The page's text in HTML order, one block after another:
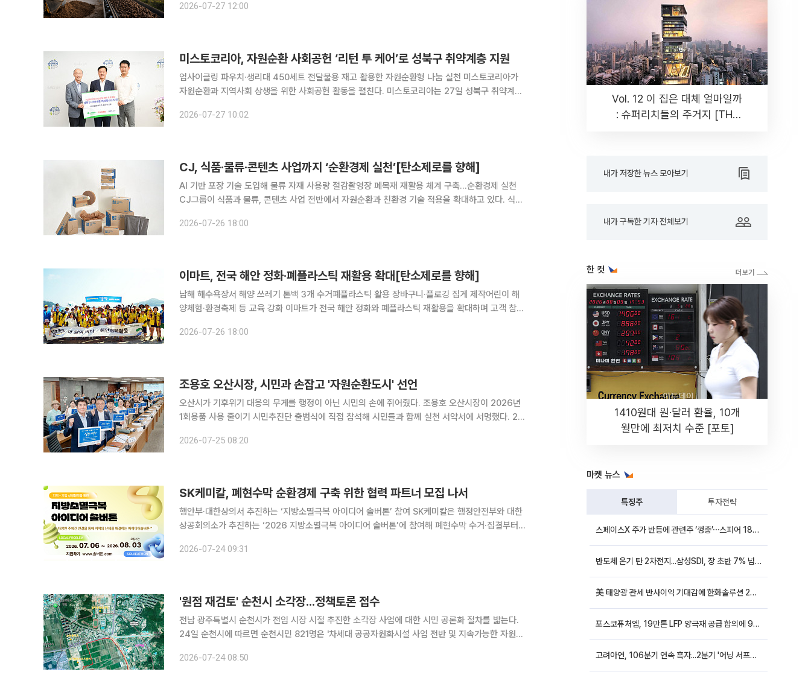
설비 활용, 오염물질 처리까지 전 과정을 실증하고 상용화 기반을 마련
2026-07-27 12:00
미스토코리아, 자원순환 사회공헌 ‘리턴 투 케어’로 성북구 취약계층 지원
업사이클링 파우치·생리대 450세트 전달불용 재고 활용한 자원순환형 나눔 실천 미스토코리아가
자원순환과 지역사회 상생을 위한 사회공헌 활동을 펼친다. 미스토코리아는 27일 성북구 취약계층
트는 자원을 순환하고 위생용품이 필요한 청소년에게 실질적인 도움을 주고
2026-07-27 10:02
CJ, 식품·물류·콘텐츠 사업까지 ‘순환경제 실천’[탄소제로를 향해]
AI 기반 포장 기술 도입해 물류 자재 사용량 절감촬영장 폐목재 재활용 체계 구축…순환경제 실천
CJ그룹이 식품과 물류, 콘텐츠 사업 전반에서 자원순환과 친환경 기술 적용을 확대하고 있다. 식품
한편 드라마 촬영장에서 발생한 폐목재를 재활용하는 체계도 구
2026-07-26 18:00
이마트, 전국 해안 정화·폐플라스틱 재활용 확대[탄소제로를 향해]
남해 해수욕장서 해양 쓰레기 톤백 3개 수거폐플라스틱 활용 장바구니·플로깅 집게 제작어린이 해
양체험·환경축제 등 교육 강화 이마트가 전국 해안 정화와 폐플라스틱 재활용을 확대하며 고객 참여
요 플라스틱, 지켜가요 우리바다)'는 매장에서 수거한 폐플라스틱
2026-07-26 18:00
조용호 오산시장, 시민과 손잡고 '자원순환도시' 선언
오산시가 기후위기 대응의 무게를 행정이 아닌 시민의 손에 쥐어줬다. 조용호 오산시장이 2026년
1회용품 사용 줄이기 시민추진단 출범식에 직접 참석해 시민들과 함께 실천 서약서에 서명했다. 25
로 전환하는 첫 시도다. 여성단체, 환경단체, 상공회의소, 외식업계,
2026-07-25 08:20
SK케미칼, 폐현수막 순환경제 구축 위한 협력 파트너 모집 나서
행안부·대한상의서 추진하는 ‘지방소멸극복 아이디어 솔버톤’ 참여 SK케미칼은 행정안전부와 대한
상공회의소가 추진하는 ‘2026 지방소멸극복 아이디어 솔버톤’에 참여해 폐현수막 수거·집결부터
지방소멸극복 아이디어 솔버톤은 정부와 기업, 지역사회가 협력해 지역
2026-07-24 09:31
'원점 재검토' 순천시 소각장...정책토론 접수
전남 광주특별시 순천시가 전임 시장 시절 추진한 소각장 사업에 대한 시민 공론화 절차를 밟는다.
24일 순천시에 따르면 순천시민 821명은 '차세대 공공자원화시설 사업 전반 및 지속가능한 자원순
화시설에 대한 종합적 검토와 시민과 전문가가 참여한 숙의과정을
2026-07-24 08:50
Vol. 12 이 집은 대체 얼마일까
: 슈퍼리치들의 주거지 [THE
내가 저장한 뉴스 모아보기
내가 구독한 기자 전체보기
한 컷
1410원대 원·달러 환율, 10개
월만에 최저치 수준 [포토]
마켓 뉴스
특징주 투자전략
스페이스X 주가 반등에 관련주 ‘껑충’⋯스피어 18%ㆍ에이치브이엠 12%↑
반도체 온기 탄 2차전지...삼성SDI, 장 초반 7% 넘게 껑충
美 태양광 관세 반사이익 기대감에 한화솔루션 20%대·OCI홀딩스 14%대 급등
포스코퓨처엠, 19만톤 LFP 양극재 공급 합의에 9%대 강세
고려아연, 106분기 연속 흑자...2분기 '어닝 서프라이즈'에 장 초반 12%대 강세